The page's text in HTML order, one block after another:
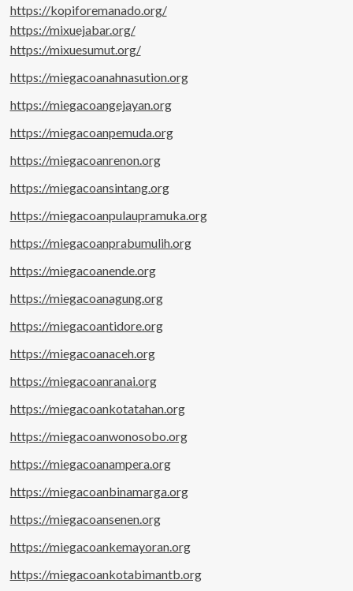
https://kopiforemanado.org/
https://mixuejabar.org/
https://mixuesumut.org/
https://miegacoanahnasution.org
https://miegacoangejayan.org
https://miegacoanpemuda.org
https://miegacoanrenon.org
https://miegacoansintang.org
https://miegacoanpulaupramuka.org
https://miegacoanprabumulih.org
https://miegacoanende.org
https://miegacoanagung.org
https://miegacoantidore.org
https://miegacoanaceh.org
https://miegacoanranai.org
https://miegacoankotatahan.org
https://miegacoanwonosobo.org
https://miegacoanampera.org
https://miegacoanbinamarga.org
https://miegacoansenen.org
https://miegacoankemayoran.org
https://miegacoankotabimantb.org